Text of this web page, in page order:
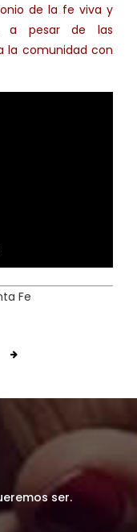
de la fe viva y
a pesar de las
la comunidad con
Fe
ser.